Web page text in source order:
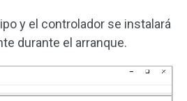
y el controlador se instalará
durante el arranque.